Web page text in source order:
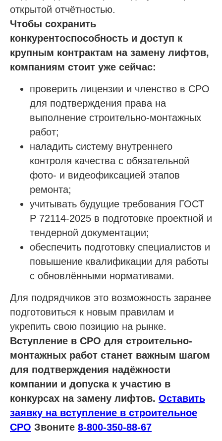
открытой отчётностью.
Чтобы сохранить
конкурентоспособность и доступ к
крупным контрактам на замену лифтов,
компаниям стоит уже сейчас:
проверить лицензии и членство в СРО
для подтверждения права на
выполнение строительно-монтажных
работ;
наладить систему внутреннего
контроля качества с обязательной
фото- и видеофиксацией этапов
ремонта;
учитывать будущие требования ГОСТ
Р 72114-2025 в подготовке проектной и
тендерной документации;
обеспечить подготовку специалистов и
повышение квалификации для работы
с обновлёнными нормативами.
Для подрядчиков это возможность заранее
подготовиться к новым правилам и
укрепить свою позицию на рынке.
Вступление в СРО для строительно-
монтажных работ станет важным шагом
для подтверждения надёжности
компании и допуска к участию в
конкурсах на замену лифтов. Оставить
заявку на вступление в строительное
СРО Звоните 8-800-350-88-67
Получить бесплатную консультацию
© 2013-2026 Все права защищены
ИНН 110502949715 ОГРНИП 319470400025151
Политика конфиденциальности
Согласие на рекламную рассылку
О компании
Гарантии
Наша команда
Новости
Отзывы
Вопросы
Контакты